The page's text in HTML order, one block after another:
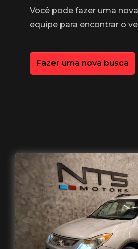
Você pode fazer uma
equipe para encontrar o
Fazer uma nova busca